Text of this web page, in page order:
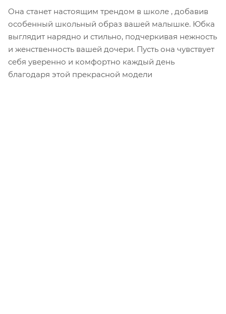
Она станет настоящим трендом в школе , добавив
особенный школьный образ вашей малышке. Юбка
выглядит нарядно и стильно, подчеркивая нежность
и женственность вашей дочери. Пусть она чувствует
себя уверенно и комфортно каждый день
благодаря этой прекрасной модели